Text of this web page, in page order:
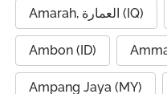
Amarah, العمارة (IQ)
Ambon (ID)
Ampang Jaya (MY)